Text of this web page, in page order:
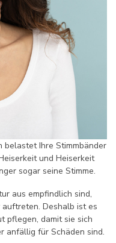
belastet Ihre Stimmbänder
und Heiserkeit
sogar seine Stimme.
aus empfindlich sind,
Deshalb ist es
pflegen, damit sie sich
anfällig für Schäden sind.